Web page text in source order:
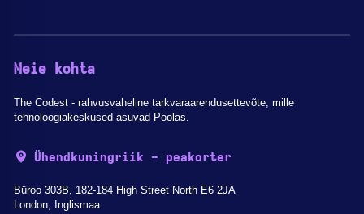
Meie kohta
The Codest - rahvusvaheline tarkvaraarendusettevõte, mille
tehnoloogiakeskused asuvad Poolas.
Ühendkuningriik - peakorter
Büroo 303B, 182-184 High Street North E6 2JA
London, Inglismaa